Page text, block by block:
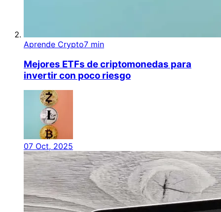
Aprende Crypto7 min
Mejores ETFs de criptomonedas para
invertir con poco riesgo
07 Oct, 2025